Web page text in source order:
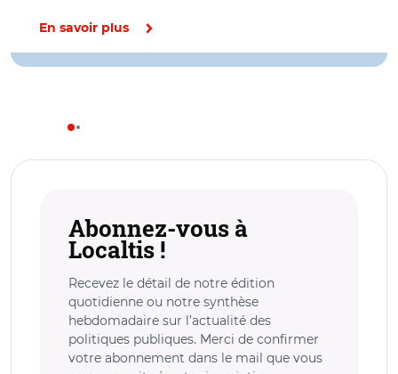
En savoir plus
Abonnez-vous à
Localtis !
Recevez le détail de notre édition
quotidienne ou notre synthèse
hebdomadaire sur l’actualité des
politiques publiques. Merci de confirmer
votre abonnement dans le mail que vous